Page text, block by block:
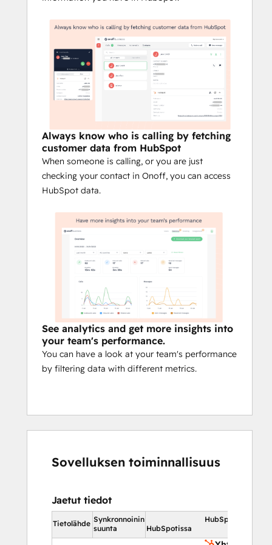
Always know who is calling by fetching
customer data from HubSpot
When someone is calling, or you are just
checking your contact in Onoff, you can access
HubSpot data.
See analytics and get more insights into
your team's performance.
You can have a look at your team's performance
by filtering data with different metrics.
Sovelluksen toiminnallisuus
Jaetut tiedot
Tietolähde Synkronnoinin
suunta
HubSpotissa
HubSpotissa